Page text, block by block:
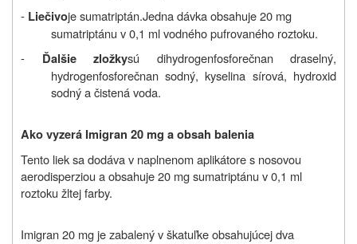
- Liečivoje sumatriptán.Jedna dávka obsahuje 20 mg
sumatriptánu v 0,1 ml vodného pufrovaného roztoku.
-
Ďalšie zložkysú dihydrogenfosforečnan draselný,
hydrogenfosforečnan sodný, kyselina sírová, hydroxid
sodný a čistená voda.
Ako vyzerá Imigran 20 mg a obsah balenia
Tento liek sa dodáva v naplnenom aplikátore s nosovou
aerodisperziou a obsahuje 20 mg sumatriptánu v 0,1 ml
roztoku žltej farby.
Imigran 20 mg je zabalený v škatuľke obsahujúcej dva